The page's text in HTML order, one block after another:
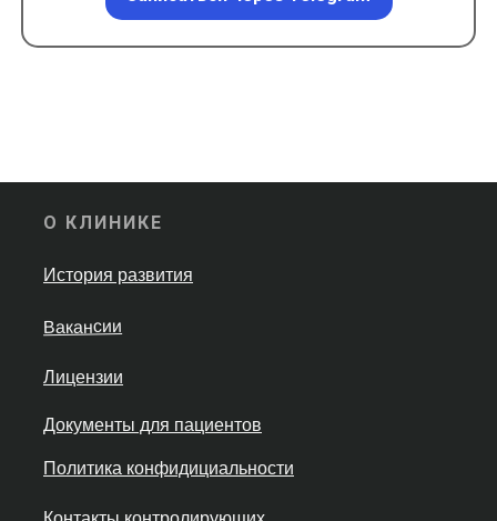
О КЛИНИКЕ
Вакансии
Лицензии
Политика конфидициальности
Документы для пациентов
История развития